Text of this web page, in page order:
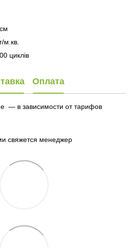
м.кв.
циклів
Оплата
— в зависимости от тарифов
свяжется менеджер